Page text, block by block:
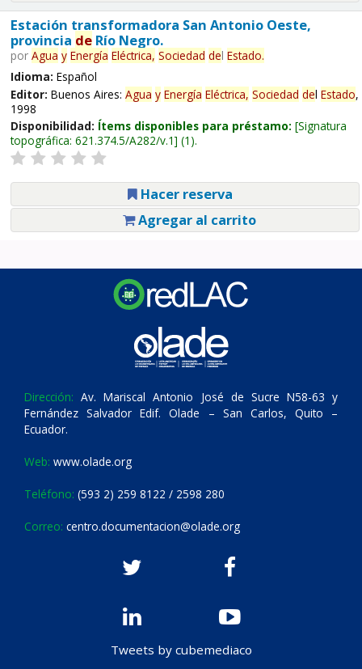
Estación transformadora San Antonio Oeste,
provincia deRío Negro.
por Agua y Energía Eléctrica, Sociedad del Estado.
Idioma: Español
Editor: Buenos Aires: Agua y Energía Eléctrica, Sociedad del Estado,
1998
Disponibilidad: Ítems disponibles para préstamo: Signatura
topográfica: 621.374.5/A282/v.1 (1).
Hacer reserva
Agregar al carrito
Dirección: Av. Mariscal Antonio José de Sucre N58-63 y
Fernández Salvador Edif. Olade – San Carlos, Quito –
Ecuador.
Web: www.olade.org
Teléfono: (593 2) 259 8122 / 2598 280
Correo: centro.documentacion@olade.org
Tweets by cubemediaco